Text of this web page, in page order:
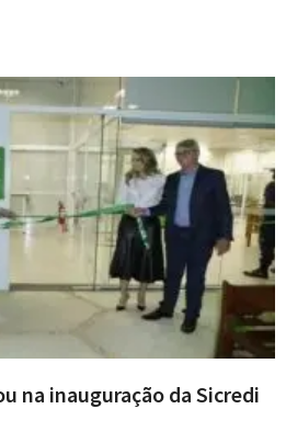
na inauguração da Sicredi